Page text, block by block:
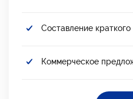
Составление краткого
Коммерческое